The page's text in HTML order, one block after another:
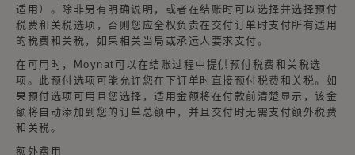
适用）。除非另有明确说明，或者在结账时可以选择并选择预付
税费和关税选项，否则您应全权负责在交付订单时支付所有适用
的税费和关税，如果相关当局或承运人要求支付。
在可用时，Moynat可以在结账过程中提供预付税费和关税选
项。此预付选项可能允许您在下订单时直接预付税费和关税。如
果预付选项可用且您选择，适用金额将在付款前清楚显示，该金
额将自动添加到您的订单总额中，并且交付时无需支付额外税费
和关税。
额外费用